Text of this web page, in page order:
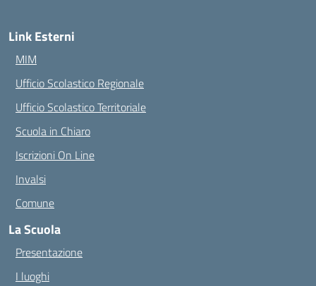
Link Esterni
MIM
Ufficio Scolastico Regionale
Ufficio Scolastico Territoriale
Scuola in Chiaro
Iscrizioni On Line
Invalsi
Comune
La Scuola
Presentazione
I luoghi